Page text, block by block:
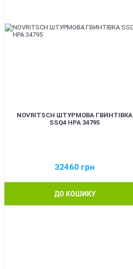
NOVRITSCH ШТУРМОВА ГВИНТІВКА
SSQ4 HPA 34795
32460 грн
ДО КОШИКУ